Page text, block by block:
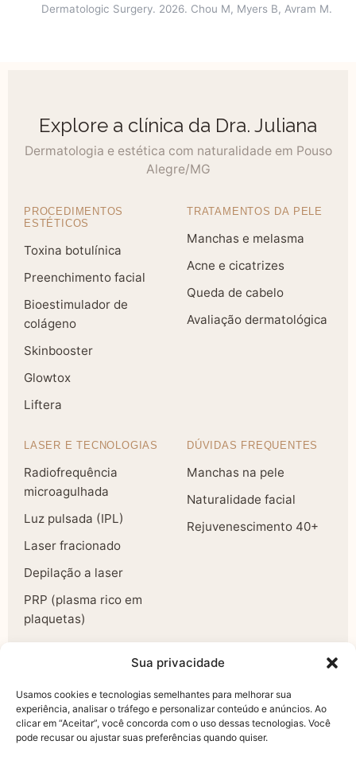
Sua privacidade
Usamos cookies e tecnologias semelhantes para melhorar sua
experiência, analisar o tráfego e personalizar conteúdo e anúncios. Ao
clicar em “Aceitar”, você concorda com o uso dessas tecnologias. Você
pode recusar ou ajustar suas preferências quando quiser.
Dermatologic Surgery. 2026. Chou M, Myers B, Avram M.
Explore a clínica da Dra. Juliana
Dermatologia e estética com naturalidade em Pouso
Alegre/MG
PROCEDIMENTOS
ESTÉTICOS
Toxina botulínica
Preenchimento facial
Bioestimulador de
colágeno
Skinbooster
Glowtox
Liftera
TRATAMENTOS DA PELE
Manchas e melasma
Acne e cicatrizes
Queda de cabelo
Avaliação dermatológica
LASER E TECNOLOGIAS
Radiofrequência
microagulhada
Luz pulsada (IPL)
Laser fracionado
Depilação a laser
PRP (plasma rico em
plaquetas)
DÚVIDAS FREQUENTES
Manchas na pele
Naturalidade facial
Rejuvenescimento 40+
Sobre a Dra. Juliana
Contato